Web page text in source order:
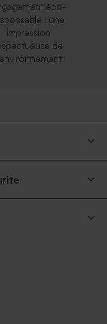
éco-
: une
impression
de